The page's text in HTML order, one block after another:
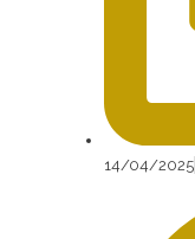
14/04/2025